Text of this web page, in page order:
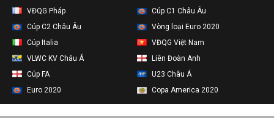
VĐQG Pháp
Cúp C1 Châu Âu
Cúp C2 Châu Âu
Vòng loại Euro 2020
Cúp Italia
VĐQG Việt Nam
VLWC KV Châu Á
Liên Đoàn Anh
Cúp FA
U23 Châu Á
Euro 2020
Copa America 2020